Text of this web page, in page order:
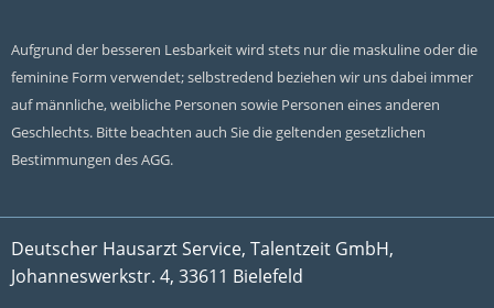
Aufgrund der besseren Lesbarkeit wird stets nur die maskuline oder die
feminine Form verwendet; selbstredend beziehen wir uns dabei immer
auf männliche, weibliche Personen sowie Personen eines anderen
Geschlechts. Bitte beachten auch Sie die geltenden gesetzlichen
Bestimmungen des AGG.
Deutscher Hausarzt Service, Talentzeit GmbH,
Johanneswerkstr. 4, 33611 Bielefeld